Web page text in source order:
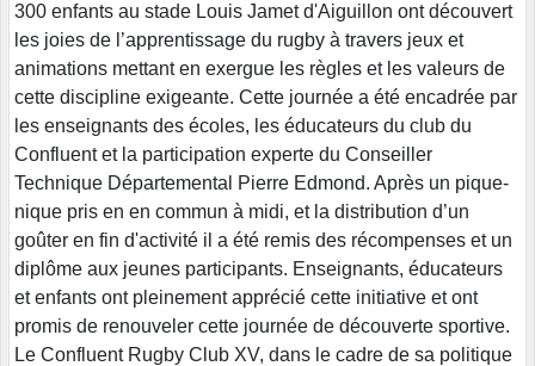
300 enfants au stade Louis Jamet d'Aiguillon ont découvert
les joies de l’apprentissage du rugby à travers jeux et
animations mettant en exergue les règles et les valeurs de
cette discipline exigeante. Cette journée a été encadrée par
les enseignants des écoles, les éducateurs du club du
Confluent et la participation experte du Conseiller
Technique Départemental Pierre Edmond. Après un pique-
nique pris en en commun à midi, et la distribution d’un
goûter en fin d'activité il a été remis des récompenses et un
diplôme aux jeunes participants. Enseignants, éducateurs
et enfants ont pleinement apprécié cette initiative et ont
promis de renouveler cette journée de découverte sportive.
Le Confluent Rugby Club XV, dans le cadre de sa politique